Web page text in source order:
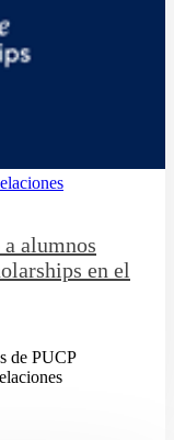
alumnos
en el
de PUCP